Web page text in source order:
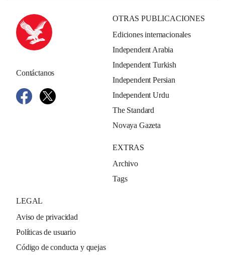
Contáctanos
OTRAS PUBLICACIONES
Ediciones internacionales
Independent Arabia
Independent Turkish
Independent Persian
Independent Urdu
The Standard
Novaya Gazeta
EXTRAS
Archivo
Tags
LEGAL
Aviso de privacidad
Políticas de usuario
Código de conducta y quejas